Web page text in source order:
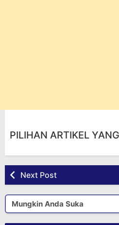
PILIHAN ARTIKEL
Next Post
Mungkin Anda Suka